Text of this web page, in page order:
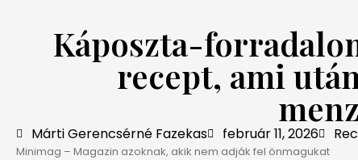
Káposzta-
recept, ami
Márti Gerencsérné Fazekas február 11, 2026
Minimag – Magazin azoknak, akik nem adják fel önmagukat